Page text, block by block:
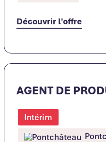
Découvrir l'offre
AGENT DE
Intérim